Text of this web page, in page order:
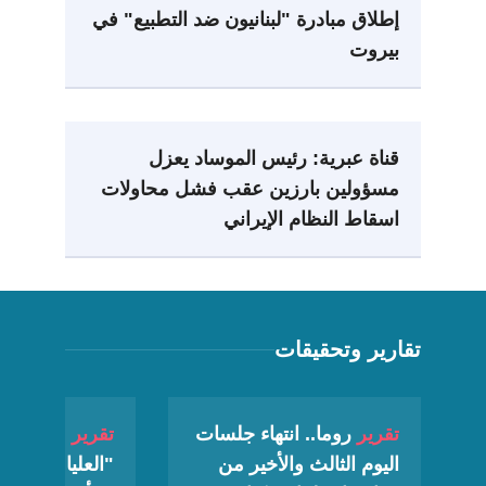
إطلاق مبادرة "لبنانيون ضد التطبيع" في
بيروت
قناة عبرية: رئيس الموساد يعزل
مسؤولين بارزين عقب فشل محاولات
اسقاط النظام الإيراني
تقارير وتحقيقات
تقرير روما.. انتهاء جلسات
اليوم الثالث والأخير من
تقرير
"العليا"